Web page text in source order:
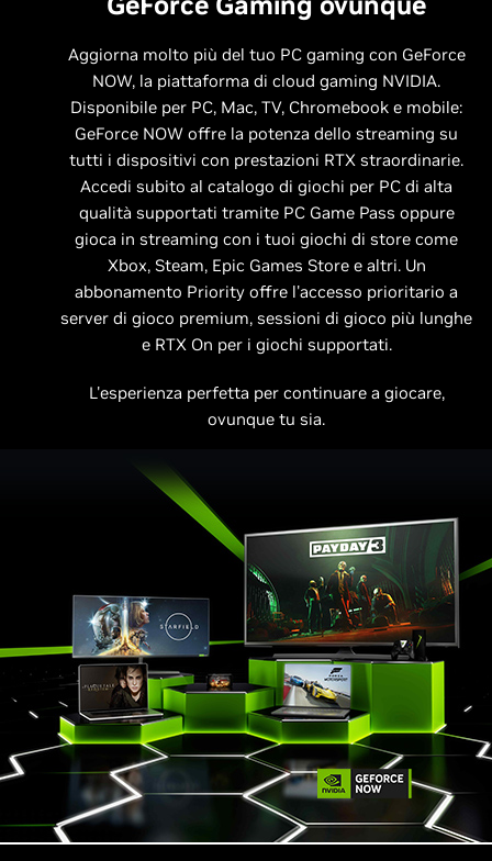
Aggiorna molto più del tuo PC gaming con GeForce
NOW, la piattaforma di cloud gaming NVIDIA.
Disponibile per PC, Mac, TV, Chromebook e mobile:
GeForce NOW offre la potenza dello streaming su
tutti i dispositivi con prestazioni RTX straordinarie.
Accedi subito al catalogo di giochi per PC di alta
qualità supportati tramite PC Game Pass oppure
gioca in streaming con i tuoi giochi di store come
Xbox, Steam, Epic Games Store e altri. Un
abbonamento Priority offre l'accesso prioritario a
server di gioco premium, sessioni di gioco più lunghe
e RTX On per i giochi supportati.
L'esperienza perfetta per continuare a giocare,
ovunque tu sia.